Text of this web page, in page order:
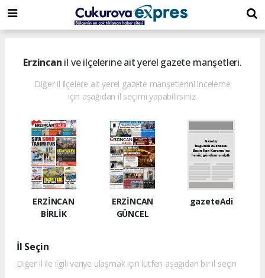
dini
chat
islami
chat
islami
sohbetler
Erzincan il ve ilçelerine ait yerel gazete manşetleri.
Diğer il ilçelere ait yerel gazete manşetlerini inceleme
için aşağıdan il seçimi yapabilirsiniz.
ERZİNCAN
BİRLİK
ERZİNCAN
GÜNCEL
gazeteAdi
İl Seçin
Diğer il ile ilgili veriye ulaşmak için lütfen aşağıdan bir il seçin